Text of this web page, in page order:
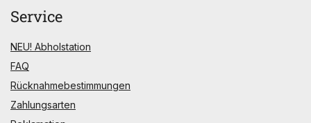
Service
NEU! Abholstation
FAQ
Rücknahmebestimmungen
Zahlungsarten